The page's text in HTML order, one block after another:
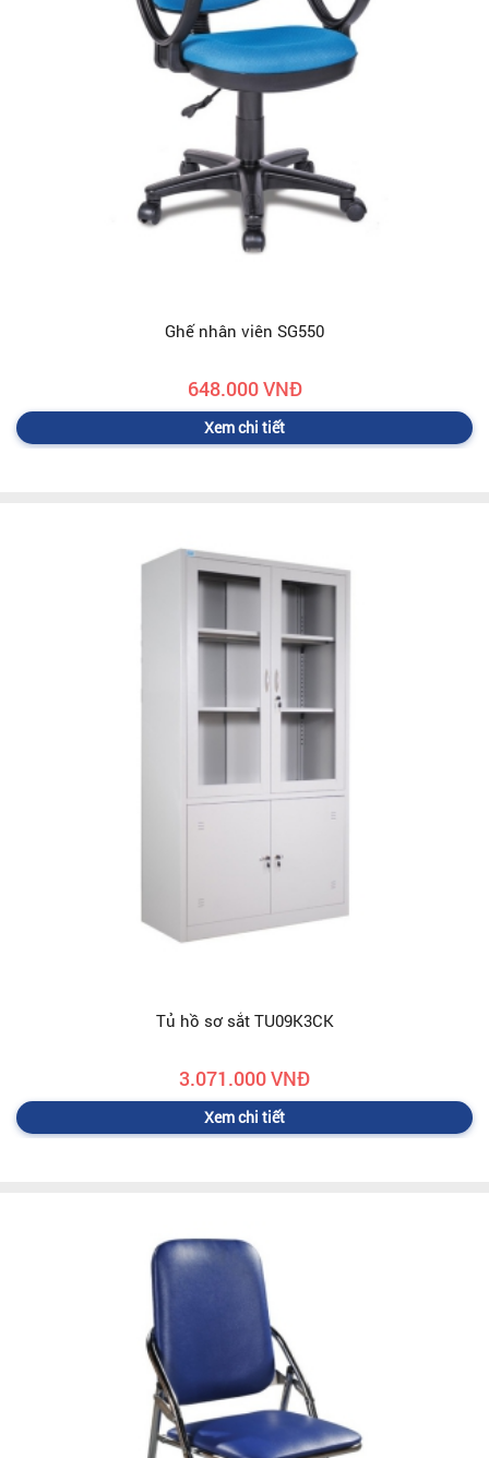
Ghế nhân viên SG550
648.000 VNĐ
Xem chi tiết
Tủ hồ sơ sắt TU09K3CK
3.071.000 VNĐ
Xem chi tiết